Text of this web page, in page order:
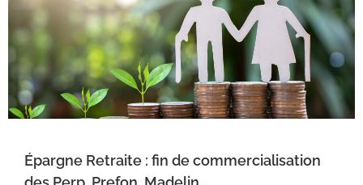
Épargne Retraite : fin de commercialisation